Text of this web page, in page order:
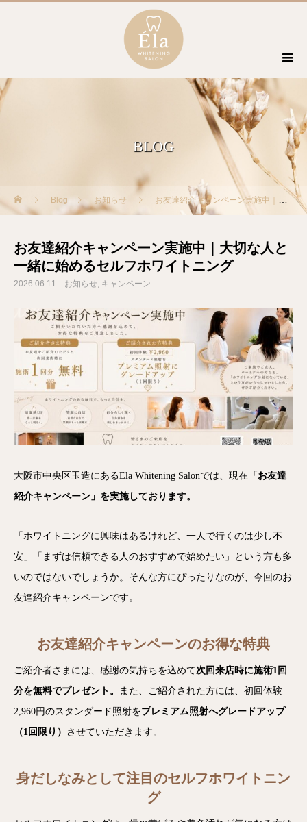
BLOG
Blog お知らせ お友達紹介キャンペーン実施中｜大切な人と一緒に始めるセルフホワイトニング
お友達紹介キャンペーン実施中｜大切な人と
一緒に始めるセルフホワイトニング
2026.06.11 お知らせ キャンペーン
大阪市中央区玉造にあるEla Whitening Salonでは、現在 「お友達
紹介キャンペーン」を実施しております。
「ホワイトニングに興味はあるけれど、一人で行くのは少し不
安」「まずは信頼できる人のおすすめで始めたい」という方も多
いのではないでしょうか。そんな方にぴったりなのが、今回のお
友達紹介キャンペーンです。
お友達紹介キャンペーンのお得な特典
ご紹介者さまには、感謝の気持ちを込めて次回来店時に施術1回
分を無料でプレゼント。
また、ご紹介された方には、初回体験
2,960円のスタンダード照射をプレミアム照射へグレードアップ
（1回限り） させていただきます。
身だしなみとして注目のセルフホワイトニン
グ